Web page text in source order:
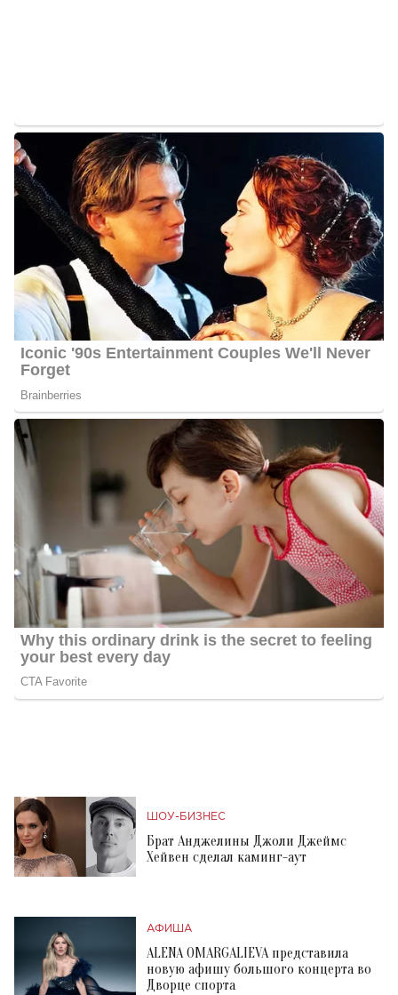
ШОУ-БИЗНЕС
Брат Анджелины Джоли Джеймс
Хейвен сделал каминг-аут
АФИША
ALENA OMARGALIEVA представила
новую афишу большого концерта во
Дворце спорта